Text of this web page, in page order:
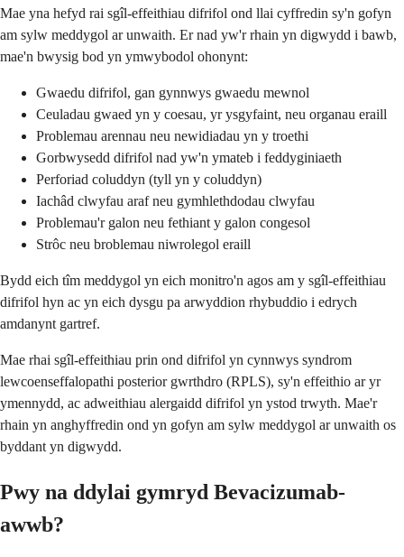
Mae yna hefyd rai sgîl-effeithiau difrifol ond llai cyffredin sy'n gofyn
am sylw meddygol ar unwaith. Er nad yw'r rhain yn digwydd i bawb,
mae'n bwysig bod yn ymwybodol ohonynt:
Gwaedu difrifol, gan gynnwys gwaedu mewnol
Ceuladau gwaed yn y coesau, yr ysgyfaint, neu organau eraill
Problemau arennau neu newidiadau yn y troethi
Gorbwysedd difrifol nad yw'n ymateb i feddyginiaeth
Perforiad coluddyn (tyll yn y coluddyn)
Iachâd clwyfau araf neu gymhlethdodau clwyfau
Problemau'r galon neu fethiant y galon congesol
Strôc neu broblemau niwrolegol eraill
Bydd eich tîm meddygol yn eich monitro'n agos am y sgîl-effeithiau
difrifol hyn ac yn eich dysgu pa arwyddion rhybuddio i edrych
amdanynt gartref.
Mae rhai sgîl-effeithiau prin ond difrifol yn cynnwys syndrom
lewcoenseffalopathi posterior gwrthdro (RPLS), sy'n effeithio ar yr
ymennydd, ac adweithiau alergaidd difrifol yn ystod trwyth. Mae'r
rhain yn anghyffredin ond yn gofyn am sylw meddygol ar unwaith os
byddant yn digwydd.
Pwy na ddylai gymryd Bevacizumab-
awwb?